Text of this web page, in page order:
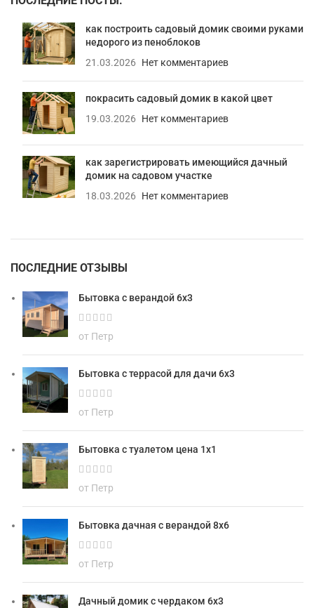
как построить садовый домик своими руками
недорого из пеноблоков
21.03.2026
Нет комментариев
покрасить садовый домик в какой цвет
19.03.2026
Нет комментариев
как зарегистрировать имеющийся дачный
домик на садовом участке
18.03.2026
Нет комментариев
ПОСЛЕДНИЕ ОТЗЫВЫ
Бытовка с верандой 6х3
от Петр
Бытовка с террасой для дачи 6х3
от Петр
Бытовка с туалетом цена 1х1
от Петр
Бытовка дачная с верандой 8х6
от Петр
Дачный домик с чердаком 6х3